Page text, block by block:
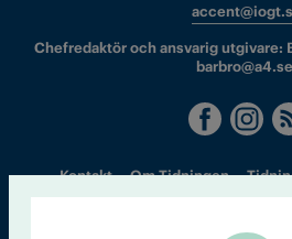
Chefredaktör och ansvarig utgivare:
Kontakt Om Tidningen